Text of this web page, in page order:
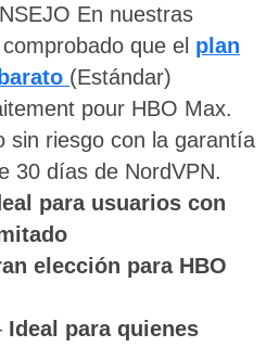
En nuestras
que el plan
(Estándar)
pour HBO Max.
sin riesgo con la garantía
30 días de NordVPN.
para usuarios con
elección para HBO
Ideal para quienes